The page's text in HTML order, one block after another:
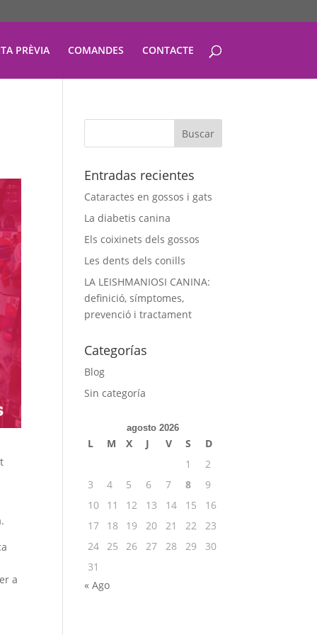
PRÈVIA COMANDES CONTACTE
a
Entradas recientes
Cataractes en gossos i gats
La diabetis canina
Els coixinets dels gossos
Les dents dels conills
LA LEISHMANIOSI CANINA:
definició, símptomes,
prevenció i tractament
Categorías
Blog
Sin categoría
agosto 2026
L M X J V S
D
1
2
3
4 5 6 7 8
9
10
11 12 13 14 15
16
17
18 19 20 21 22
23
24 25 26 27 28 29
30
31
« Ago